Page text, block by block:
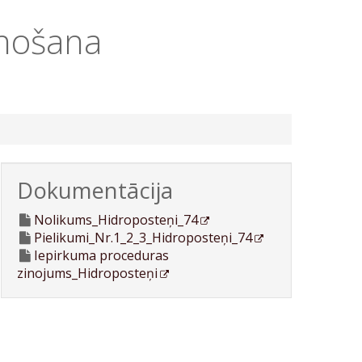
Dokumentācija
Nolikums_Hidroposteņi_74
Pielikumi_Nr.1_2_3_Hidroposteņi_74
Iepirkuma proceduras
zinojums_Hidroposteņi